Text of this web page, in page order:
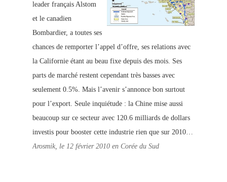
leader français Alstom
et le canadien
Bombardier, a toutes ses
chances de remporter l’appel d’offre, ses relations avec
la Californie étant au beau fixe depuis des mois. Ses
parts de marché restent cependant très basses avec
seulement 0.5%. Mais l’avenir s’annonce bon surtout
pour l’export. Seule inquiétude : la Chine mise aussi
beaucoup sur ce secteur avec 120.6 milliards de dollars
investis pour booster cette industrie rien que sur 2010…
Arosmik, le 12 février 2010 en Corée du Sud